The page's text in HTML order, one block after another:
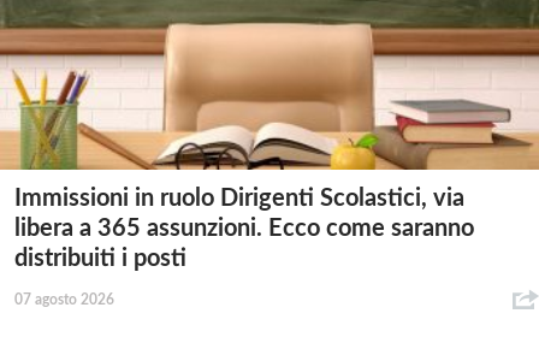
Immissioni in ruolo Dirigenti Scolastici, via
libera a 365 assunzioni. Ecco come saranno
distribuiti i posti
07 agosto 2026